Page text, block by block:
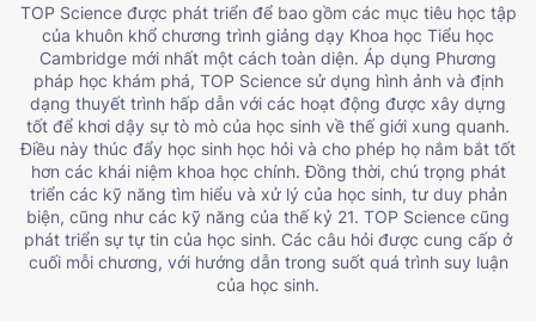
TOP Science được phát triển để bao gồm các mục tiêu học tập
của khuôn khổ chương trình giảng dạy Khoa học Tiểu học
Cambridge mới nhất một cách toàn diện. Áp dụng Phương
pháp học khám phá, TOP Science sử dụng hình ảnh và định
dạng thuyết trình hấp dẫn với các hoạt động được xây dựng
tốt để khơi dậy sự tò mò của học sinh về thế giới xung quanh.
Điều này thúc đẩy học sinh học hỏi và cho phép họ nắm bắt tốt
hơn các khái niệm khoa học chính. Đồng thời, chú trọng phát
triển các kỹ năng tìm hiểu và xử lý của học sinh, tư duy phản
biện, cũng như các kỹ năng của thế kỷ 21. TOP Science cũng
phát triển sự tự tin của học sinh. Các câu hỏi được cung cấp ở
cuối mỗi chương, với hướng dẫn trong suốt quá trình suy luận
của học sinh.